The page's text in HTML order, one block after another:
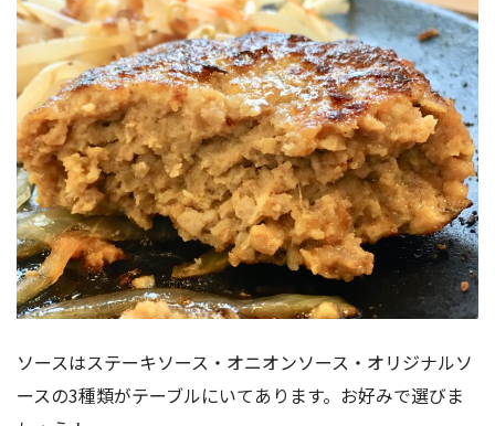
ソースはステーキソース・オニオンソース・オリジナルソ
ースの3種類がテーブルにいてあります。お好みで選びま